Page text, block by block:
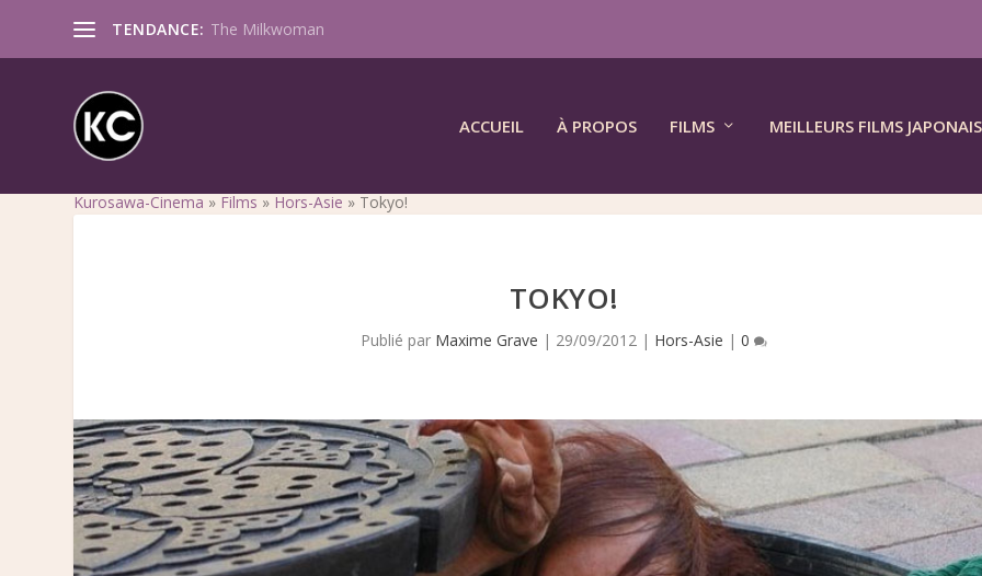
TENDANCE: The Milkwoman
ACCUEIL À PROPOS FILMS MEILLEURS FILMS JAPONAIS
Kurosawa-Cinema » Films » Hors-Asie » Tokyo!
TOKYO!
Publié par Maxime Grave | 29/09/2012 | Hors-Asie |0